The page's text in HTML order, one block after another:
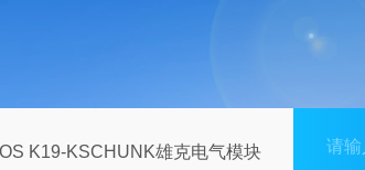
K19-KSCHUNK雄克电气模块